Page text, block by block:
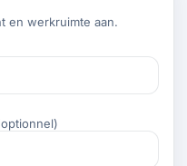
en werkruimte aan.